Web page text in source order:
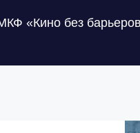
«Кино без